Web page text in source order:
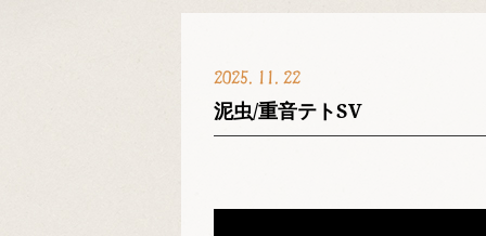
2025 11 22
泥虫/重音テトSV